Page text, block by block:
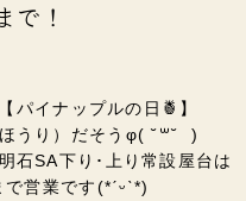
で！
パイナップルの日🍍】
うり）だそう φ( ˘꒳˘
)
明石SA下り･上り常設屋台は
営業です(*ˊᵕˋ*)